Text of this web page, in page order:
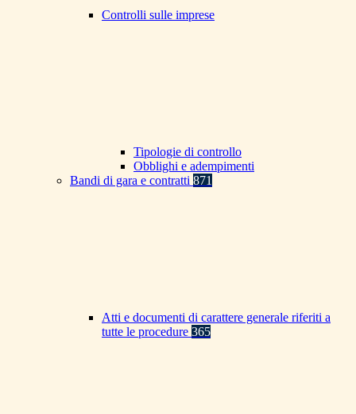
Controlli sulle imprese
Tipologie di controllo
Obblighi e adempimenti
Bandi di gara e contratti 871
Atti e documenti di carattere generale riferiti a
tutte le procedure 365